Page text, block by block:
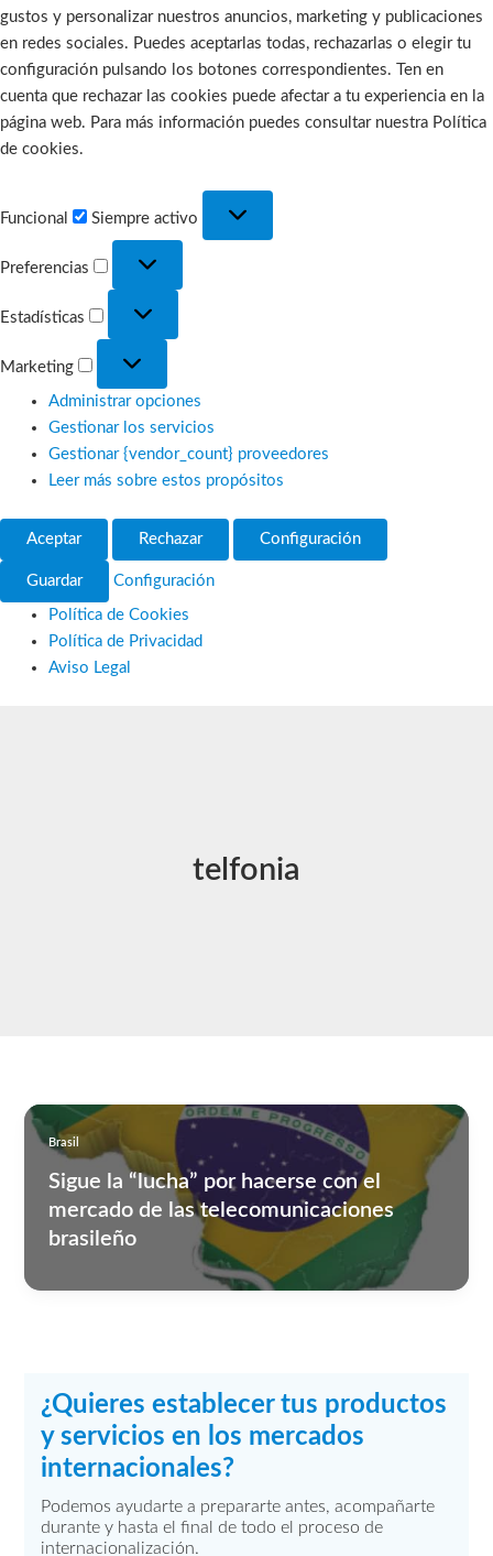
gustos y personalizar nuestros anuncios, marketing y publicaciones
en redes sociales. Puedes aceptarlas todas, rechazarlas o elegir tu
configuración pulsando los botones correspondientes. Ten en
cuenta que rechazar las cookies puede afectar a tu experiencia en la
página web. Para más información puedes consultar nuestra Política
de cookies.
Funcional Siempre activo
Preferencias
Estadísticas
Marketing
Administrar opciones
Gestionar los servicios
Gestionar {vendor_count} proveedores
Leer más sobre estos propósitos
Aceptar Rechazar Configuración
Guardar Configuración
Política de Cookies
Política de Privacidad
Aviso Legal
telfonia
Brasil
Sigue la “lucha” por hacerse con el
mercado de las telecomunicaciones
brasileño
¿Quieres establecer tus productos
y servicios en los mercados
internacionales?
Podemos ayudarte a prepararte antes, acompañarte
durante y hasta el final de todo el proceso de
internacionalización.